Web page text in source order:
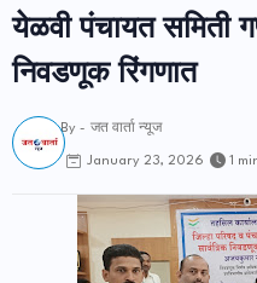
येळवी पंचायत समिती
निवडणूक रिंगणात
By - जत वार्ता न्यूज
January 23, 2026 1